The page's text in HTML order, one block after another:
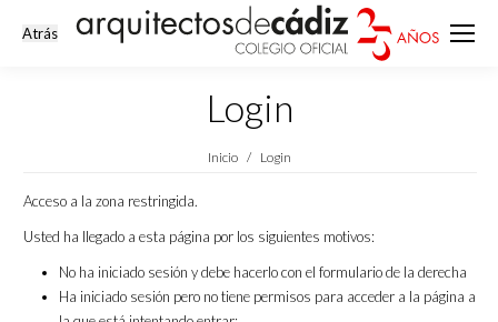
Login
Estás aquí:
Inicio Login
Acceso a la zona restringida.
Usted ha llegado a esta página por los siguientes motivos:
No ha iniciado sesión y debe hacerlo con el formulario de la derecha
Ha iniciado sesión pero no tiene permisos para acceder a la página a